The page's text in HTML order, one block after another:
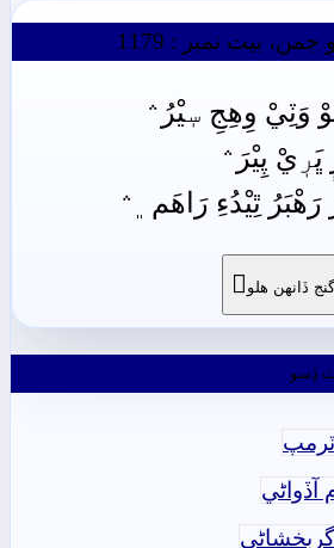
بيت نمبر : 1179
وَٽِيْ وِهِجِ سٖيْرُ﮶
ڀَرٖيْ پِيْرَ﮶
ٿِيْدُءِ رَاهَم﮼﮶
گنج ڏانھن ھلو 
ڏِسو
آڏواڻي